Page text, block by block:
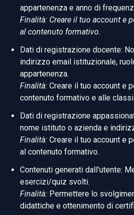
appartenenza e anno di
Finalità: Creare il tuo account e
al contenuto formativo.
Dati di registrazione docente:
indirizzo email istituzionale,
appartenenza.
Finalità: Creare il tuo account e
contenuto formativo e alle classi.
Dati di registrazione
nome istituto o azienda e
Finalità: Creare il tuo account e
al contenuto formativo.
Contenuti generati dall'utente:
esercizi/quiz svolti.
Finalità: Permettere lo
didattiche e ottenimento di